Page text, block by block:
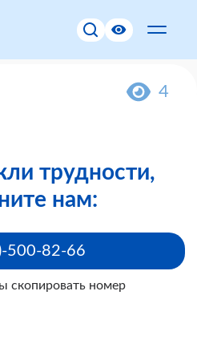
4
трудности,
нам:
500-82-66
скопировать номер